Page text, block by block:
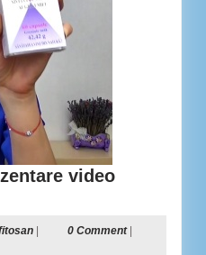
video
diafitosan0 Comment